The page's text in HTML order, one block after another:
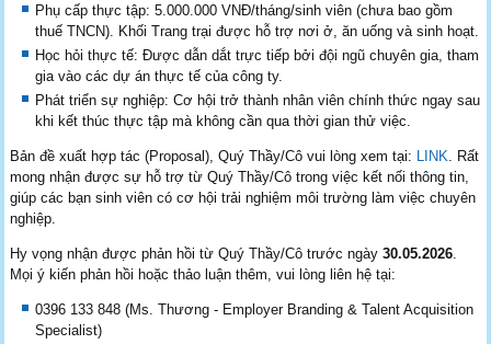
Phụ cấp thực tập: 5.000.000 VNĐ/tháng/sinh viên (chưa bao gồm
thuế TNCN). Khối Trang trại được hỗ trợ nơi ở, ăn uống và sinh hoạt.
Học hỏi thực tế: Được dẫn dắt trực tiếp bởi đội ngũ chuyên gia, tham
gia vào các dự án thực tế của công ty.
Phát triển sự nghiệp: Cơ hội trở thành nhân viên chính thức ngay sau
khi kết thúc thực tập mà không cần qua thời gian thử việc.
Bản đề xuất hợp tác (Proposal), Quý Thầy/Cô vui lòng xem tại: LINK . Rất
mong nhận được sự hỗ trợ từ Quý Thầy/Cô trong việc kết nối thông tin,
giúp các bạn sinh viên có cơ hội trải nghiệm môi trường làm việc chuyên
nghiệp.
Hy vọng nhận được phản hồi từ Quý Thầy/Cô trước ngày30.05.2026
Mọi ý kiến phản hồi hoặc thảo luận thêm, vui lòng liên hệ tại:
0396 133 848 (Ms. Thương - Employer Branding & Talent Acquisition
Specialist)